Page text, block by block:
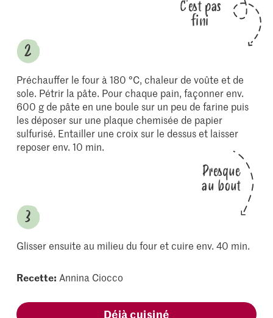
C'est pas
fini
Préchauffer le four à 180 °C, chaleur de voûte et de
sole. Pétrir la pâte. Pour chaque pain, façonner env.
600 g de pâte en une boule sur un peu de farine puis
les déposer sur une plaque chemisée de papier
sulfurisé. Entailler une croix sur le dessus et laisser
reposer env. 10 min.
Presque
au bout
Glisser ensuite au milieu du four et cuire env. 40 min.
Recette: Annina Ciocco
Déjà cuisiné